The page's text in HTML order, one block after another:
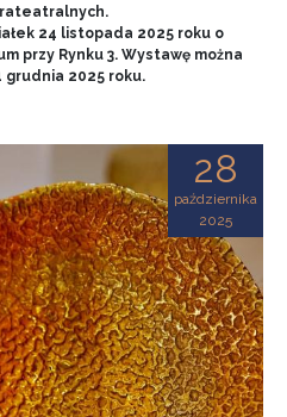
24 listopada 2025 roku o
przy Rynku 3. Wystawę można
grudnia 2025 roku.
28
października
2025